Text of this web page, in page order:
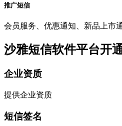
推广短信
会员服务、优惠通知、新品上市
沙雅短信软件平台开
企业资质
提供企业资质
短信签名